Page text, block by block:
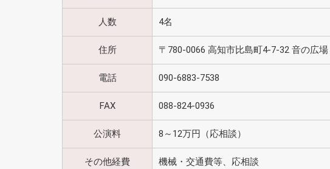
人数 4名
住所 〒780-0066 高知市比島町4-7-32 音の広場
電話 090-6883-7538
FAX 088-824-0936
公演料 8～12万円（応相談）
その他経費 機械・交通費等、応相談